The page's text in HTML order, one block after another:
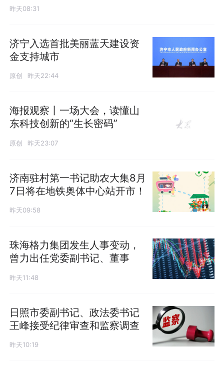
昨天08:31
济宁入选首批美丽蓝天建设资
金支持城市
原创 昨天22:44
海报观察丨一场大会，读懂山
东科技创新的“生长密码”
原创 昨天23:07
济南驻村第一书记助农大集8月
7日将在地铁奥体中心站开市！
昨天09:58
珠海格力集团发生人事变动，
曾力出任党委副书记、董事
昨天11:48
日照市委副书记、政法委书记
王峰接受纪律审查和监察调查
昨天10:19